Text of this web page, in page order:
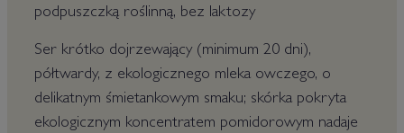
podpuszczką roślinną, bez laktozy
Ser krótko dojrzewający (minimum 20 dni),
półtwardy, z ekologicznego mleka owczego, o
delikatnym śmietankowym smaku; skórka pokryta
ekologicznym koncentratem pomidorowym nadaje